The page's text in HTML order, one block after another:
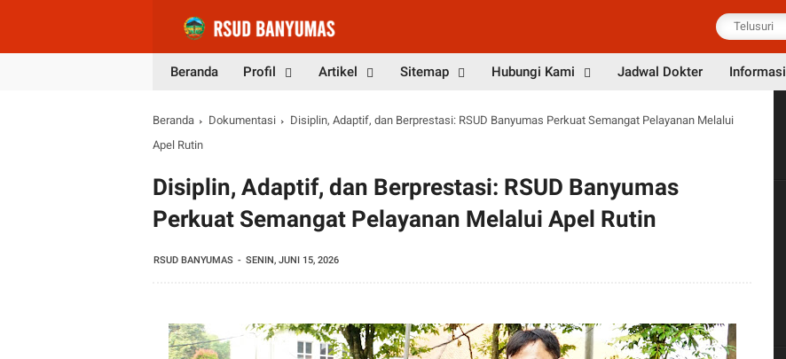
Beranda Profil Artikel Sitemap Hubungi Kami Jadwal Dokter Informasi
Beranda Dokumentasi
Disiplin, Adaptif, dan Berprestasi: RSUD Banyumas Perkuat Semangat Pelayanan Melalui
Apel Rutin
Disiplin, Adaptif, dan Berprestasi: RSUD Banyumas
Perkuat Semangat Pelayanan Melalui Apel Rutin
RSUD BANYUMAS SENIN, JUNI 15, 2026